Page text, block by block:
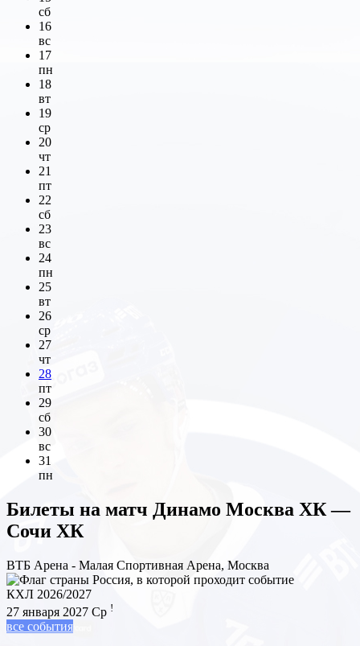
сб
16
вс
17
пн
18
вт
19
ср
20
чт
21
пт
22
сб
23
вс
24
пн
25
вт
26
ср
27
чт
28
пт
29
сб
30
вс
31
пн
Билеты на матч Динамо Москва ХК —
Сочи ХК
ВТБ Арена - Малая Спортивная Арена, Москва
КХЛ 2026/2027
27 января 2027 Ср !
все события